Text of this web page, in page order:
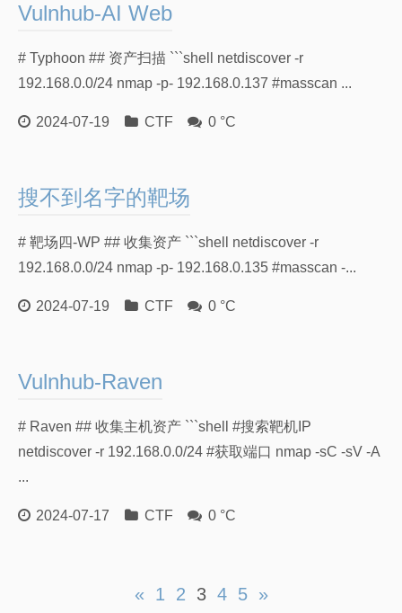
Vulnhub-AI Web
# Typhoon ## 资产扫描 ```shell netdiscover -r
192.168.0.0/24 nmap -p- 192.168.0.137 #masscan ...
2024-07-19 CTF 0 °C
搜不到名字的靶场
# 靶场四-WP ## 收集资产 ```shell netdiscover -r
192.168.0.0/24 nmap -p- 192.168.0.135 #masscan -...
2024-07-19 CTF 0 °C
Vulnhub-Raven
# Raven ## 收集主机资产 ```shell #搜索靶机IP
netdiscover -r 192.168.0.0/24 #获取端口 nmap -sC -sV -A
...
2024-07-17 CTF 0 °C
« 1 2 3 4 5 »